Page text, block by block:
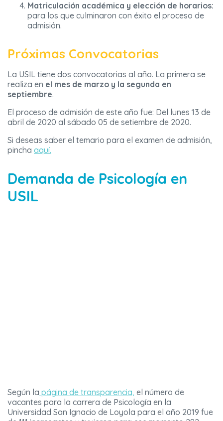
Matriculación académica y elección de horarios:
para los que culminaron con éxito el proceso de
admisión.
Próximas Convocatorias
La USIL tiene dos convocatorias al año. La primera se
realiza en el mes de marzo y la segunda en
septiembre.
El proceso de admisión de este año fue: Del lunes 13 de
abril de 2020 al sábado 05 de setiembre de 2020.
Si deseas saber el temario para el examen de admisión,
pincha aquí.
Demanda de Psicología en
USIL
Según la página de transparencia, el número de
vacantes para la carrera de Psicología en la
Universidad San Ignacio de Loyola para el año 2019 fue